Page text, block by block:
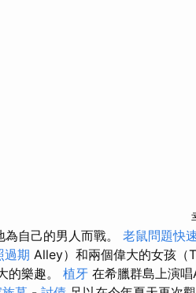
自己的男人而戰。 老鼠問題快
過期 Alley）和兩個偉大的女孩（
的樂趣。 植牙 在希臘群島上演